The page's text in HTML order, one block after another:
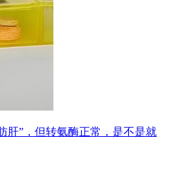
肝”，但转氨酶正常，是不是就